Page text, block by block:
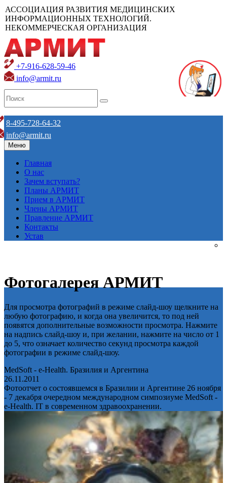
АССОЦИАЦИЯ РАЗВИТИЯ МЕДИЦИНСКИХ
ИНФОРМАЦИОННЫХ ТЕХНОЛОГИЙ.
НЕКОММЕРЧЕСКАЯ ОРГАНИЗАЦИЯ
+7-916-628-59-46
info@armit.ru
8-495-728-64-32
info@armit.ru
Меню
Главная
О нас
Зачем вступать?
Планы АРМИТ
Прием в АРМИТ
Члены АРМИТ
Правление АРМИТ
Контакты
Устав
Фотогалерея АРМИТ
Для просмотра фотографий в режиме слайд-шоу щелкните на
любую фотографию, и когда она увеличится, то под ней
появятся дополнительные возможности просмотра. Нажмите
на надпись слайд-шоу и, при желании, нажмите на число от 1
до 5, что означает количество секунд просмотра каждой
фотографии в режиме слайд-шоу.
MedSoft - e-Health. Бразилия и Аргентина
26.11.2011
Фотоотчет о состоявшемся в Бразилии и Аргентине 26 ноября
- 7 декабря очередном международном симпозиуме MedSoft -
e-Health. IT в современном здравоохранении.